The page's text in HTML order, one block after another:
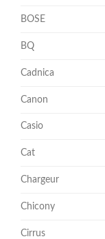
BOSE
BQ
Cadnica
Canon
Casio
Cat
Chargeur
Chicony
Cirrus